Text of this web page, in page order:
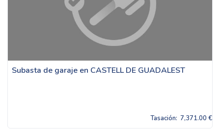
Subasta de garaje en CASTELL DE GUADALEST
Tasación: 7,371.00 €